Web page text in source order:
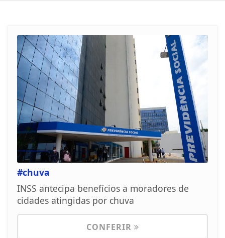
#chuva
INSS antecipa benefícios a moradores de
cidades atingidas por chuva
CONFERIR